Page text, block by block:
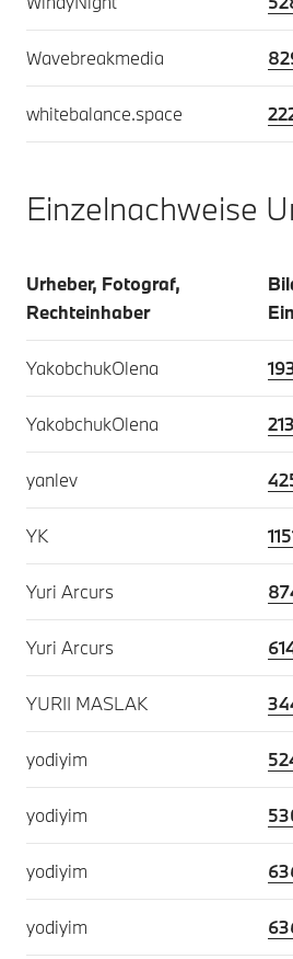
Wavebreakmedia
whitebalance.space
Einzelnachweise
Urheber, Fotograf,
Rechteinhaber
YakobchukOlena
YakobchukOlena
yanlev
YK
Yuri Arcurs
Yuri Arcurs
YURII MASLAK
yodiyim
yodiyim
yodiyim
yodiyim